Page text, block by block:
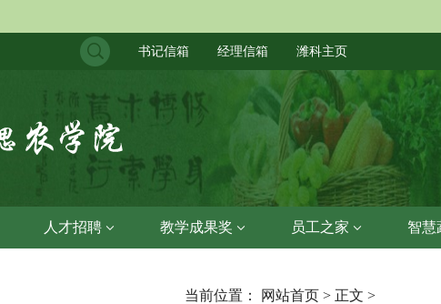
书记信箱 经理信箱 潍科主页
人才招聘 教学成果奖 员工之家 智慧
当前位置： 网站首页 > 正文 >